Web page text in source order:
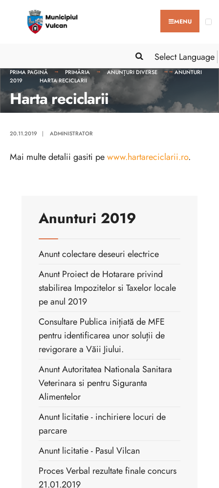
MENU
Select Language
PRIMA PAGINĂ PRIMĂRIA ANUNȚURI DIVERSE
ANUNTURI
2019
HARTA RECICLARII
Harta reciclarii
20.11.2019 | ADMINISTRATOR
Mai multe detalii gasiti pewww.hartareciclarii.ro.
Anunturi 2019
Anunt colectare deseuri electrice
Anunt Proiect de Hotarare privind
stabilirea Impozitelor si Taxelor locale
pe anul 2019
Consultare Publica inițiată de MFE
pentru identificarea unor soluții de
revigorare a Văii Jiului.
Anunt Autoritatea Nationala Sanitara
Veterinara si pentru Siguranta
Alimentelor
Anunt licitatie - inchiriere locuri de
parcare
Anunt licitatie - Pasul Vilcan
Proces Verbal rezultate finale concurs
21.01.2019